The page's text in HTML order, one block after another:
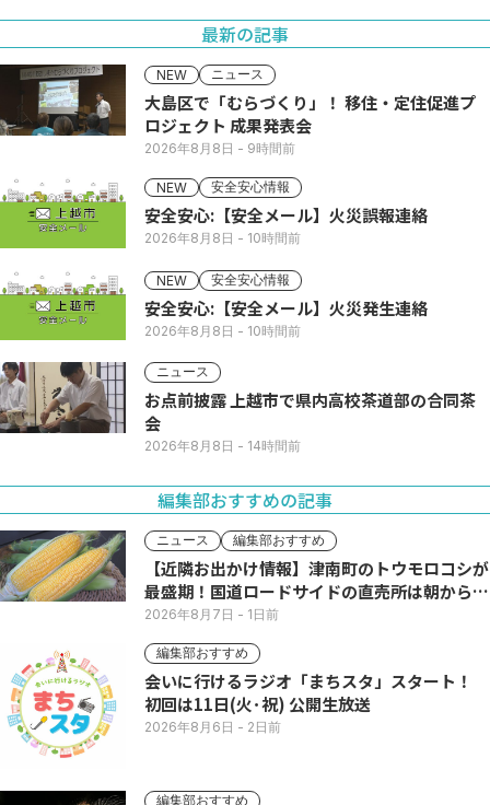
最新の記事
NEW ニュース
大島区で「むらづくり」！ 移住・定住促進プ
ロジェクト 成果発表会
2026年8月8日 - 9時間前
NEW 安全安心情報
安全安心:【安全メール】火災誤報連絡
2026年8月8日 - 10時間前
NEW 安全安心情報
安全安心:【安全メール】火災発生連絡
2026年8月8日 - 10時間前
ニュース
お点前披露 上越市で県内高校茶道部の合同茶
会
2026年8月8日 - 14時間前
編集部おすすめの記事
ニュース 編集部おすすめ
【近隣お出かけ情報】津南町のトウモロコシが
最盛期！国道ロードサイドの直売所は朝から長
い列
2026年8月7日 - 1日前
編集部おすすめ
会いに行けるラジオ「まちスタ」スタート！
初回は11日(火･祝) 公開生放送
2026年8月6日 - 2日前
編集部おすすめ